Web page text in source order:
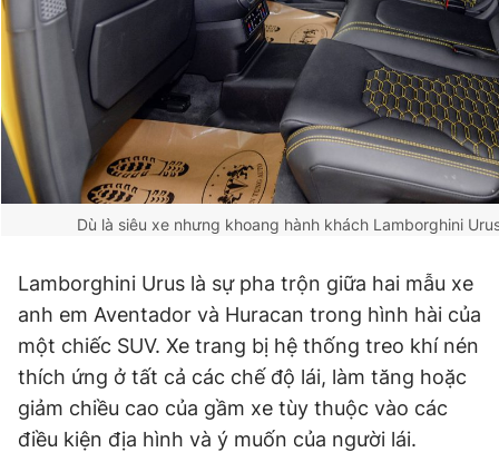
Dù là siêu xe nhưng khoang hành khách Lamborghini
Lamborghini Urus là sự pha trộn giữa hai mẫu xe
anh em Aventador và Huracan trong hình hài của
một chiếc SUV. Xe trang bị hệ thống treo khí nén
thích ứng ở tất cả các chế độ lái, làm tăng hoặc
giảm chiều cao của gầm xe tùy thuộc vào các
điều kiện địa hình và ý muốn của người lái.